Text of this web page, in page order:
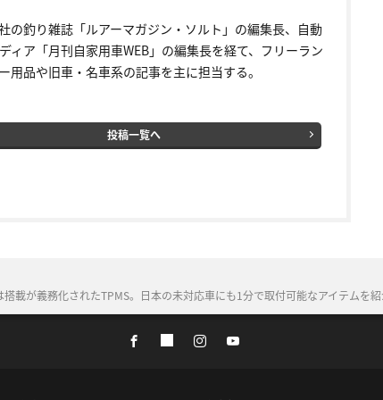
の釣り雑誌「ルアーマガジン・ソルト」の編集長、自動
ィア「月刊自家用車WEB」の編集長を経て、フリーラン
用品や旧車・名車系の記事を主に担当する。
投稿一覧へ
載が義務化されたTPMS。日本の未対応車にも1分で取付可能なアイテムを